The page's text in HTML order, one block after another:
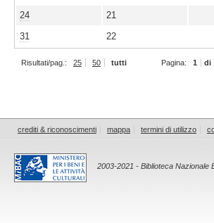
24
21
31
22
Risultati/pag.: 25 50 tutti Pagina: 1 di
crediti & riconoscimenti mappa termini di utilizzo
2003-2021 - Biblioteca Nazionale